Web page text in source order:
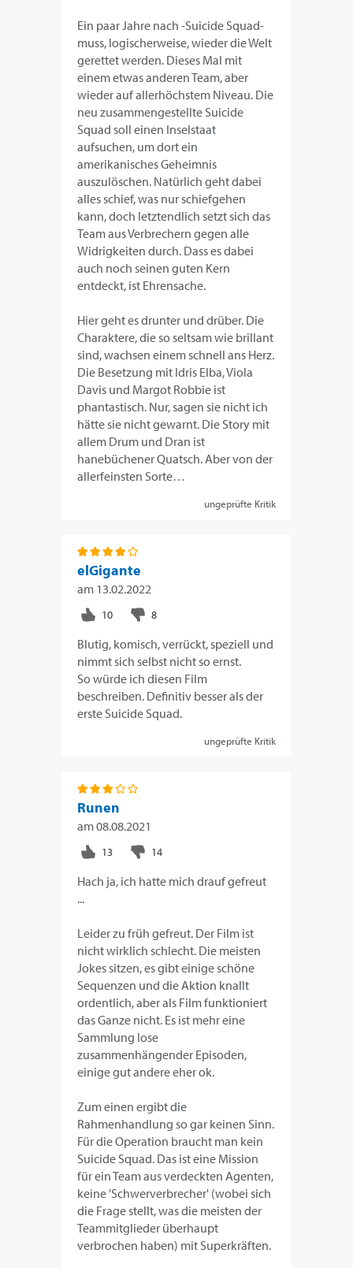
Ein paar Jahre nach -Suicide Squad-
muss, logischerweise, wieder die Welt
gerettet werden. Dieses Mal mit
einem etwas anderen Team, aber
wieder auf allerhöchstem Niveau. Die
neu zusammengestellte Suicide
Squad soll einen Inselstaat
aufsuchen, um dort ein
amerikanisches Geheimnis
auszulöschen. Natürlich geht dabei
alles schief, was nur schiefgehen
kann, doch letztendlich setzt sich das
Team aus Verbrechern gegen alle
Widrigkeiten durch. Dass es dabei
auch noch seinen guten Kern
entdeckt, ist Ehrensache.
Hier geht es drunter und drüber. Die
Charaktere, die so seltsam wie brillant
sind, wachsen einem schnell ans Herz.
Die Besetzung mit Idris Elba, Viola
Davis und Margot Robbie ist
phantastisch. Nur, sagen sie nicht ich
hätte sie nicht gewarnt. Die Story mit
allem Drum und Dran ist
hanebüchener Quatsch. Aber von der
allerfeinsten Sorte…
ungeprüfte Kritik
elGigante
am 13.02.2022
Blutig, komisch, verrückt, speziell und
nimmt sich selbst nicht so ernst.
So würde ich diesen Film
beschreiben. Definitiv besser als der
erste Suicide Squad.
ungeprüfte Kritik
Runen
am08.08.2021
Hach ja, ich hatte mich drauf gefreut
...
Leider zu früh gefreut. Der Film ist
nicht wirklich schlecht. Die meisten
Jokes sitzen, es gibt einige schöne
Sequenzen und die Aktion knallt
ordentlich, aber als Film funktioniert
das Ganze nicht. Es ist mehr eine
Sammlung lose
zusammenhängender Episoden,
einige gut andere eher ok.
Zum einen ergibt die
Rahmenhandlung so gar keinen Sinn.
Für die Operation braucht man kein
Suicide Squad. Das ist eine Mission
für ein Team aus verdeckten Agenten,
keine 'Schwerverbrecher' (wobei sich
die Frage stellt, was die meisten der
Teammitglieder überhaupt
verbrochen haben) mit Superkräften.